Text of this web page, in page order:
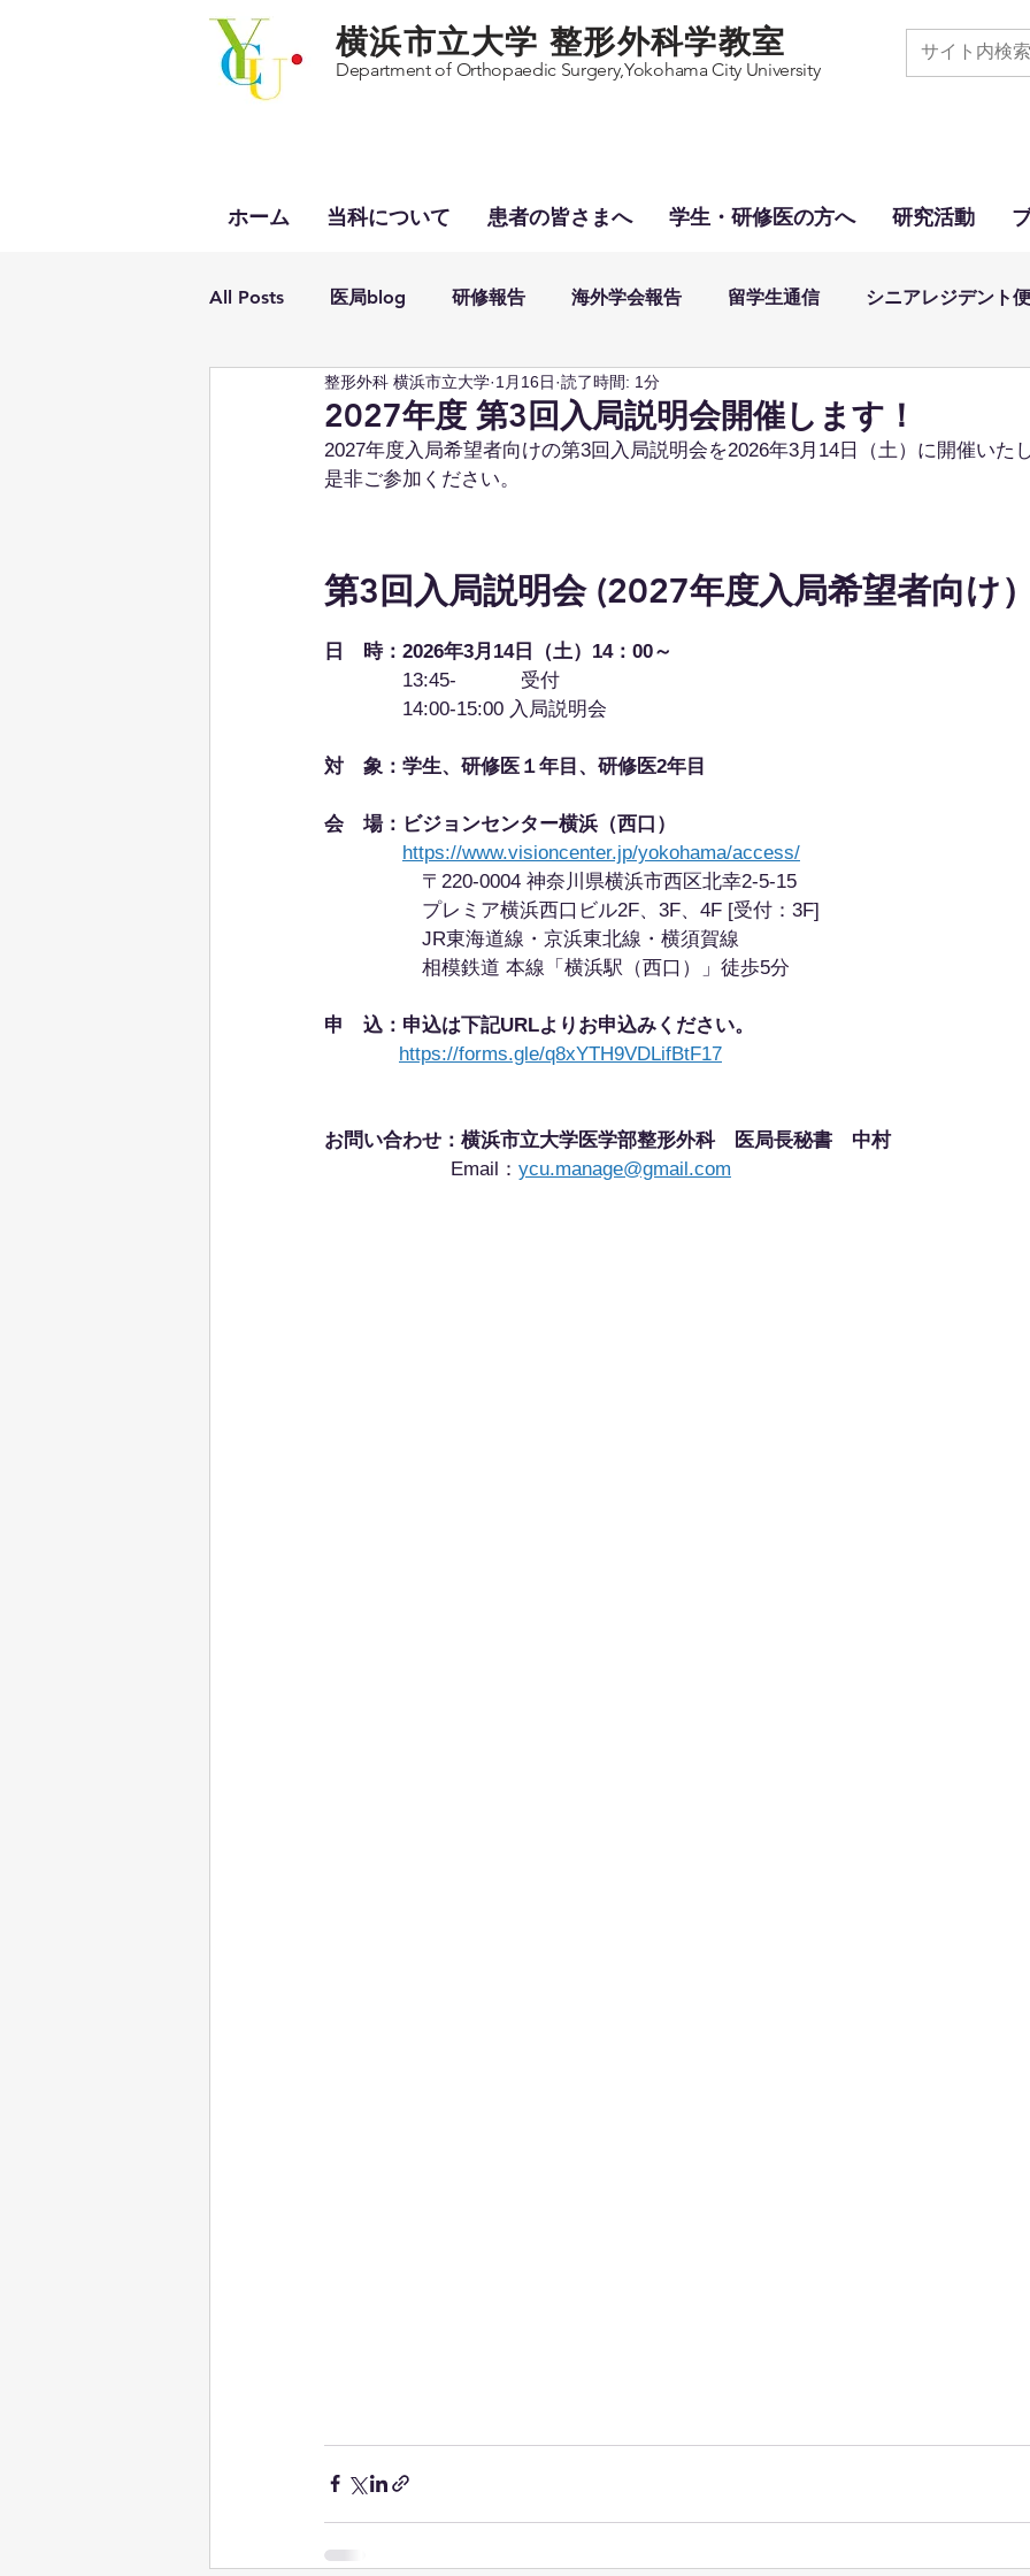
横浜市立大学 整形外科学教室
Department of Orthopaedic Surgery,Yokohama City University
ホーム 当科について 患者の皆さまへ 学生・研修医の方へ 研究活動
All Posts 医局blog 研修報告 海外学会報告 留学生通信 シニアレジデント
受賞報告
2027年度 第3回入局説明会開催します！
整形外科 横浜市立大学 1月16日 読了時間: 1分
2027年度入局希望者向けの第3回入局説明会を2026年3月14日（土）に開催いた
是非ご参加ください。
第3回入局説明会 (2027年度入局希望者向け
日　時：2026年3月14日（土）14：00～
13:45- 　　　受付
14:00-15:00 入局説明会
対　象：学生、研修医１年目、研修医2年目
会　場：ビジョンセンター横浜（西口）
https://www.visioncenter.jp/yokohama/access/
〒220-0004 神奈川県横浜市西区北幸2-5-15
プレミア横浜西口ビル2F、3F、4F [受付：3F]
JR東海道線・京浜東北線・横須賀線
相模鉄道 本線「横浜駅（西口）」徒歩5分
申　込：申込は下記URLよりお申込みください。
https://forms.gle/q8xYTH9VDLifBtF17
お問い合わせ：横浜市立大学医学部整形外科　医局長秘書　中村
Email： ycu.manage@gmail.com